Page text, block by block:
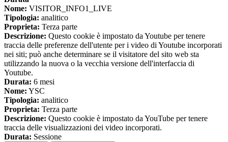
Nome: VISITOR_INFO1_LIVE
Tipologia: analitico
Proprieta: Terza parte
Descrizione: Questo cookie è impostato da Youtube per tenere
traccia delle preferenze dell'utente per i video di Youtube incorporati
nei siti; può anche determinare se il visitatore del sito web sta
utilizzando la nuova o la vecchia versione dell'interfaccia di
Youtube.
Durata: 6 mesi
Nome: YSC
Tipologia: analitico
Proprieta: Terza parte
Descrizione: Questo cookie è impostato da YouTube per tenere
traccia delle visualizzazioni dei video incorporati.
Durata: Sessione